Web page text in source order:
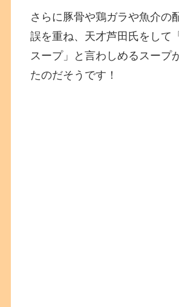
さらに豚骨や鶏ガラや魚介の
誤を重ね、天才芦田氏をして
スープ」と言わしめるスープ
たのだそうです！